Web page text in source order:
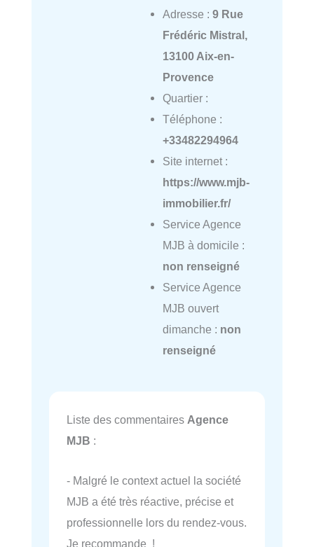
Adresse : 9 Rue
Frédéric Mistral,
13100 Aix-en-
Provence
Quartier :
Téléphone :
+33482294964
Site internet :
https://www.mjb-
immobilier.fr/
Service Agence
MJB à domicile :
non renseigné
Service Agence
MJB ouvert
dimanche : non
renseigné
Liste des commentaires Agence
MJB :
- Malgré le context actuel la société
MJB a été très réactive, précise et
professionnelle lors du rendez-vous.
Je recommande !